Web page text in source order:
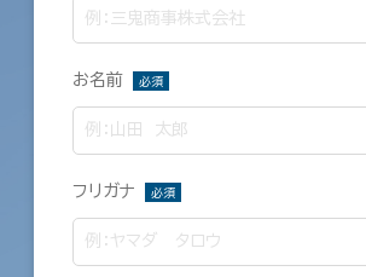
お名前 必須
フリガナ 必須